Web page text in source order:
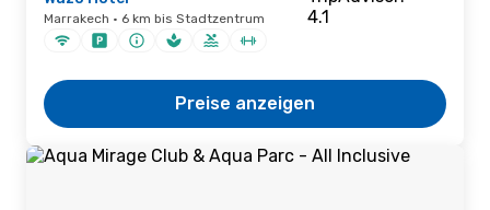
Marrakech · 6 km bis Stadtzentrum
Preise anzeigen